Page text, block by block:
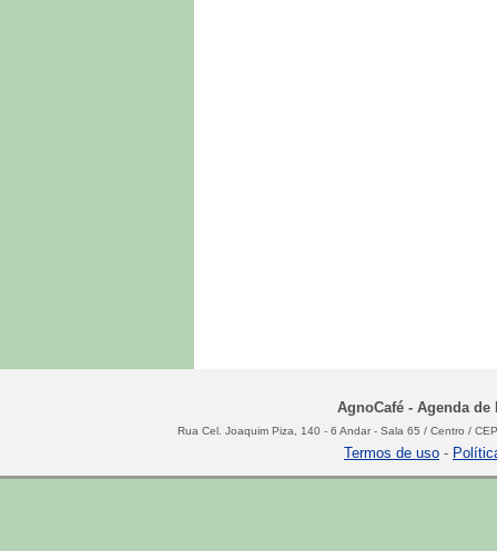
AgnoCafé - Agenda
Rua Cel. Joaquim Piza, 140 - 6 Andar - Sala 65 / Centro /
Termos de uso